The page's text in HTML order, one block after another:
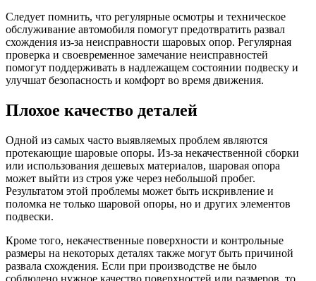
Следует помнить, что регулярные осмотры и техническое
обслуживание автомобиля помогут предотвратить развал
схождения из-за неисправности шаровых опор. Регулярная
проверка и своевременное замечание неисправностей
помогут поддерживать в надлежащем состоянии подвеску и
улучшат безопасность и комфорт во время движения.
Плохое качество деталей
Одной из самых часто выявляемых проблем являются
протекающие шаровые опоры. Из-за некачественной сборки
или использования дешевых материалов, шаровая опора
может выйти из строя уже через небольшой пробег.
Результатом этой проблемы может быть искривление и
поломка не только шаровой опоры, но и других элементов
подвески.
Кроме того, некачественные поверхности и контрольные
размеры на некоторых деталях также могут быть причиной
развала схождения. Если при производстве не было